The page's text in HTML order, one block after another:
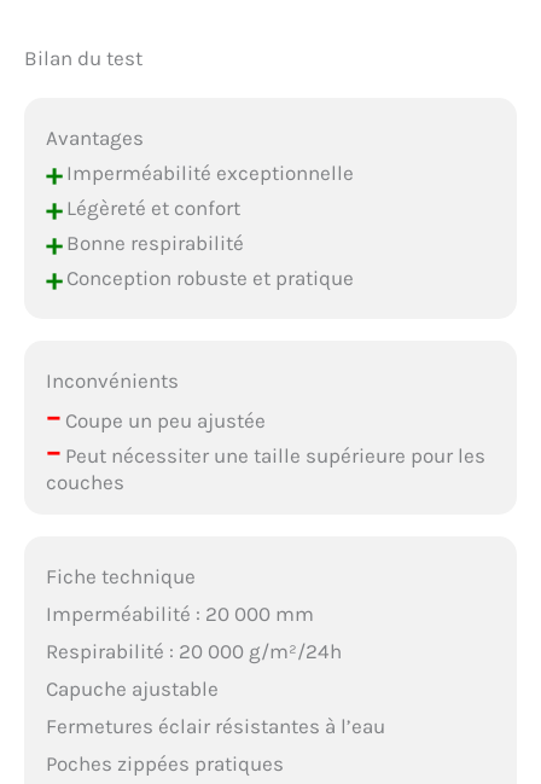
Bilan du test
Avantages
+Imperméabilité exceptionnelle
+Légèreté et confort
+Bonne respirabilité
+Conception robuste et pratique
Inconvénients
–Coupe un peu ajustée
–Peut nécessiter une taille supérieure pour les
couches
Fiche technique
Imperméabilité : 20 000 mm
Respirabilité : 20 000 g/m²/24h
Capuche ajustable
Fermetures éclair résistantes à l’eau
Poches zippées pratiques